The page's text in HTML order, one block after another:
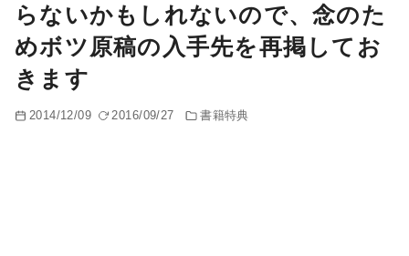
らないかもしれないので、念のた
めボツ原稿の入手先を再掲してお
きます
2014/12/09 2016/09/27 書籍特典